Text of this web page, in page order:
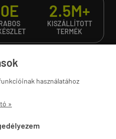
használatához
»
2.5M+
KISZÁLLÍTOTT
TERMÉK
Belépés
Eddigi rendeléseim